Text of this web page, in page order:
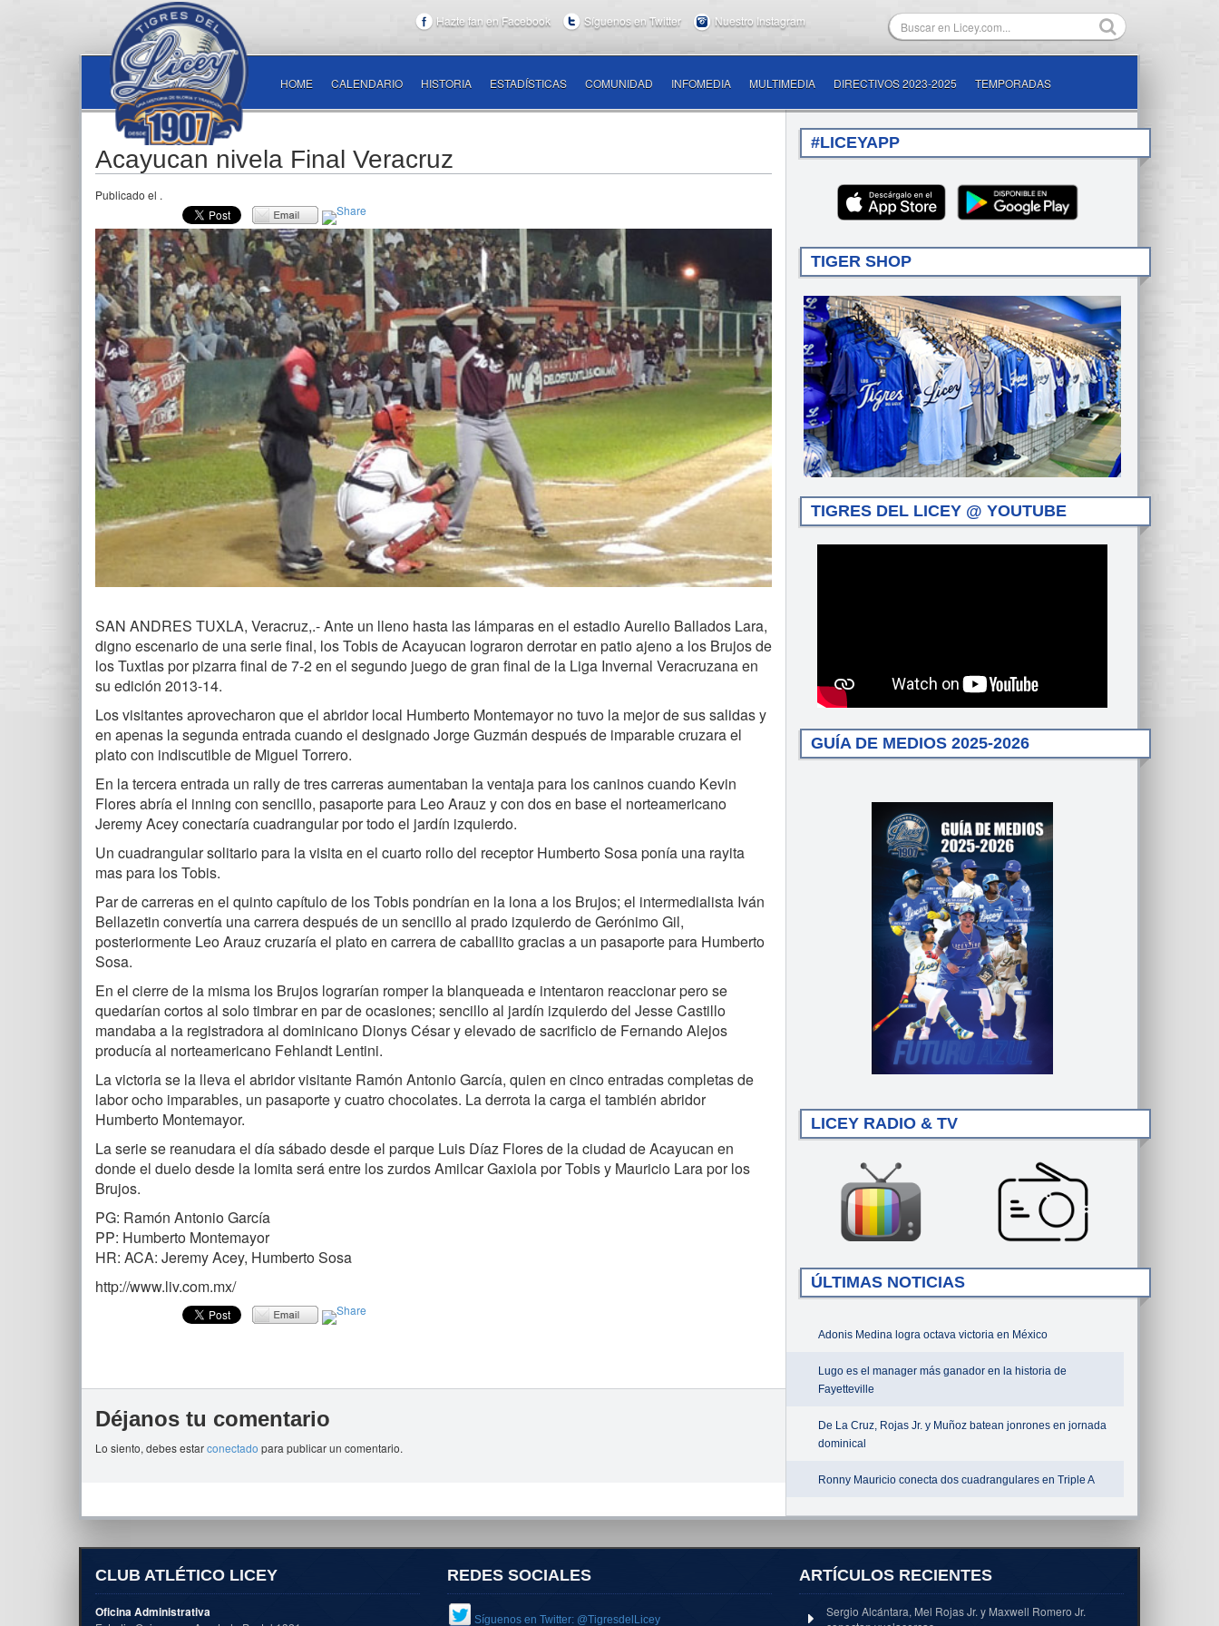
Hazte fan en Facebook Síguenos en Twitter Nuestro Instagram
HOME CALENDARIO HISTORIA ESTADÍSTICAS COMUNIDAD INFOMEDIA MULTIMEDIA DIRECTIVOS 2023-2025 TEMPORADAS
Acayucan nivela Final Veracruz
Publicado el .
SAN ANDRES TUXLA, Veracruz,.- Ante un lleno hasta las lámparas en el estadio Aurelio Ballados Lara,
digno escenario de una serie final, los Tobis de Acayucan lograron derrotar en patio ajeno a los Brujos de
los Tuxtlas por pizarra final de 7-2 en el segundo juego de gran final de la Liga Invernal Veracruzana en
su edición 2013-14.
Los visitantes aprovecharon que el abridor local Humberto Montemayor no tuvo la mejor de sus salidas y
en apenas la segunda entrada cuando el designado Jorge Guzmán después de imparable cruzara el
plato con indiscutible de Miguel Torrero.
En la tercera entrada un rally de tres carreras aumentaban la ventaja para los caninos cuando Kevin
Flores abría el inning con sencillo, pasaporte para Leo Arauz y con dos en base el norteamericano
Jeremy Acey conectaría cuadrangular por todo el jardín izquierdo.
Un cuadrangular solitario para la visita en el cuarto rollo del receptor Humberto Sosa ponía una rayita
mas para los Tobis.
Par de carreras en el quinto capítulo de los Tobis pondrían en la lona a los Brujos; el intermedialista Iván
Bellazetin convertía una carrera después de un sencillo al prado izquierdo de Gerónimo Gil,
posteriormente Leo Arauz cruzaría el plato en carrera de caballito gracias a un pasaporte para Humberto
Sosa.
En el cierre de la misma los Brujos lograrían romper la blanqueada e intentaron reaccionar pero se
quedarían cortos al solo timbrar en par de ocasiones; sencillo al jardín izquierdo del Jesse Castillo
mandaba a la registradora al dominicano Dionys César y elevado de sacrificio de Fernando Alejos
producía al norteamericano Fehlandt Lentini.
La victoria se la lleva el abridor visitante Ramón Antonio García, quien en cinco entradas completas de
labor ocho imparables, un pasaporte y cuatro chocolates. La derrota la carga el también abridor
Humberto Montemayor.
La serie se reanudara el día sábado desde el parque Luis Díaz Flores de la ciudad de Acayucan en
donde el duelo desde la lomita será entre los zurdos Amilcar Gaxiola por Tobis y Mauricio Lara por los
Brujos.
PG: Ramón Antonio García
PP: Humberto Montemayor
HR: ACA: Jeremy Acey, Humberto Sosa
http://www.liv.com.mx/
Déjanos tu comentario
Lo siento, debes estarconectado para publicar un comentario.
#LICEYAPP
TIGER SHOP
TIGRES DEL LICEY @ YOUTUBE
GUÍA DE MEDIOS 2025-2026
LICEY RADIO & TV
ÚLTIMAS NOTICIAS
Adonis Medina logra octava victoria en México
Lugo es el manager más ganador en la historia de
Fayetteville
De La Cruz, Rojas Jr. y Muñoz batean jonrones en jornada
dominical
Ronny Mauricio conecta dos cuadrangulares en Triple A
CLUB ATLÉTICO LICEY
Oficina Administrativa
REDES SOCIALES
Síguenos en Twitter: @TigresdelLicey
ARTÍCULOS RECIENTES
Sergio Alcántara, Mel Rojas Jr. y Maxwell Romero Jr.